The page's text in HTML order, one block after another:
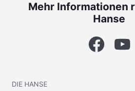
Mehr Informationen
Hanse
Facebook
DIE HANSE